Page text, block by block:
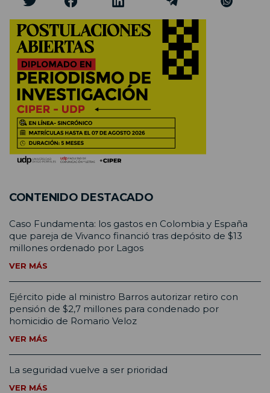
CONTENIDO DESTACADO
Caso Fundamenta: los gastos en Colombia y España
que pareja de Vivanco financió tras depósito de $13
millones ordenado por Lagos
VER MÁS
Ejército pide al ministro Barros autorizar retiro con
pensión de $2,7 millones para condenado por
homicidio de Romario Veloz
VER MÁS
La seguridad vuelve a ser prioridad
VER MÁS